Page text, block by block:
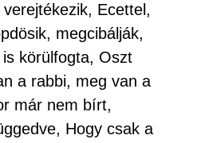
Ecettel,
megcibálják,
körülfogta, Oszt
a rabbi, meg van a
már nem bírt,
Hogy csak a